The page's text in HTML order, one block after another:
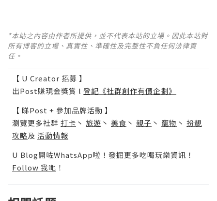
*本站之內容由作者所提供，並不代表本站的立場。因此本站對
所有博客的立場、真實性、準確性及完整性不負任何法律責
任。
【 U Creator 招募 】
出Post賺現金獎賞 l 登記《社群創作有價企劃》
【 睇Post + 參加品牌活動 】
瀏覽更多社群 打卡 丶 旅遊 丶 美食 丶 親子 丶 寵物 丶 扮靚
攻略及 活動情報
U Blog開咗WhatsApp啦！發掘更多吃喝玩樂資訊！
Follow 我哋 ！